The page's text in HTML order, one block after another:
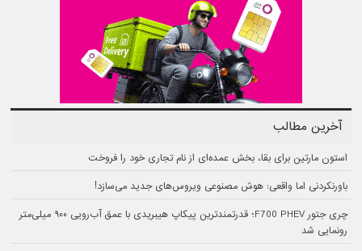
آخرین مطالب
استون مارتین برای بقا، بخش عمده‌ای از نام تجاری خود را فروخت
باورنکردنی اما واقعی: هوش مصنوعی ویروس‌های جدید می‌سازد!
چری جتور F700 PHEV؛ قدرتمندترین پیکاپ هیبریدی با عمق آب‌رویی ۹۰۰ میلی‌متر
رونمایی شد